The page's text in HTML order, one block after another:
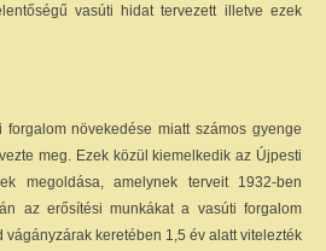
vasúti hidat tervezett illetve ezek
növekedése miatt számos gyenge
meg. Ezek közül kiemelkedik az Újpesti
megoldása, amelynek terveit 1932-ben
az erősítési munkákat a vasúti forgalom
vágányzárak keretében 1,5 év alatt vitelezték